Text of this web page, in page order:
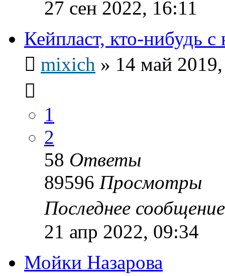
27 сен 2022, 16:11
Кейпласт, кто-нибудь
mixich » 14 май
1
2
58 Ответы
89596 Просмотры
Последнее
21 апр 2022, 09:34
Мойки Назарова